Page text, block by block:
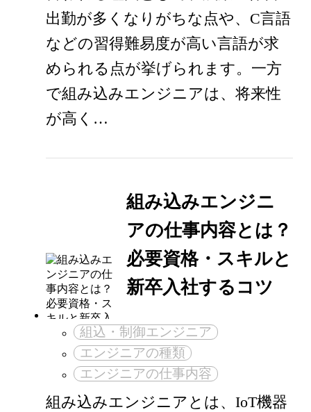
出勤が多くなりがちな点や、C言語
などの習得難易度が高い言語が求
められる点が挙げられます。一方
で組み込みエンジニアは、将来性
が高く…
組み込みエンジニ
アの仕事内容とは？
必要資格・スキルと
新卒入社するコツ
組込・制御エンジニア
エンジニアの種類
エンジニアの仕事内容
組み込みエンジニアとは、IoT機器